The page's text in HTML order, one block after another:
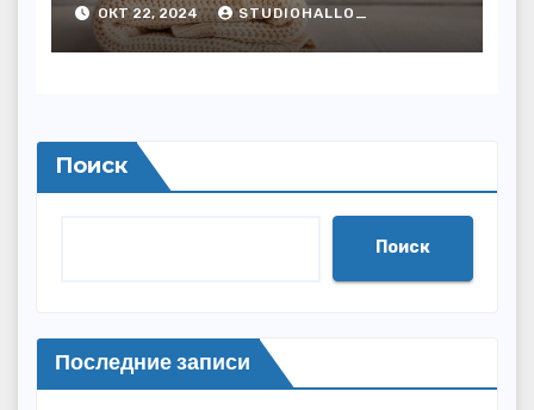
ОКТ 22, 2024 STUDIOHALLO_
Поиск
Поиск
Последние записи